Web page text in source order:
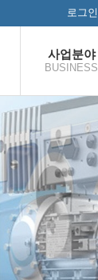
로그인
사업분야
BUSINESS